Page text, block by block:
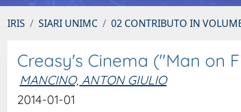
IRIS SIARI UNIMC 02 CONTRIBUTO IN
Creasy's Cinema ("Man on
MANCINO, ANTON GIULIO
2014-01-01